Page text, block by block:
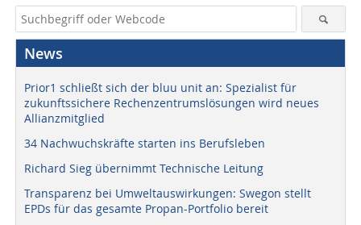
News
Prior1 schließt sich der bluu unit an: Spezialist für
zukunftssichere Rechenzentrumslösungen wird neues
Allianzmitglied
34 Nachwuchskräfte starten ins Berufsleben
Richard Sieg übernimmt Technische Leitung
Transparenz bei Umweltauswirkungen: Swegon stellt
EPDs für das gesamte Propan-Portfolio bereit